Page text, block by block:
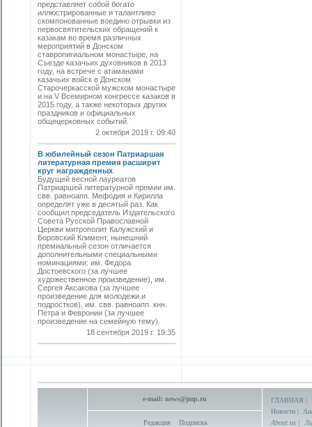
представляет собой богато
иллюстрированные и талантливо
скомпонованные воедино отрывки из
первосвятительских обращений к
казакам во время различных
мероприятий в Донском
ставропигиальном монастыре, на
Съезде казачьих духовников в 2013
году, на встрече с атаманами
казачьих войск в Донском
Старочеркасской мужском монастыре
и на V Всемирном конгрессе казаков в
2015 году, а также некоторых других
праздников и официальных
общецерковных событий.
2 октября 2019 г. 09:40
В юбилейный сезон Патриаршая
литературная премия расширит
круг награжденных
Будущей весной лауреатов
Патриаршей литературной премии им.
свв. равноапп. Мефодия и Кирилла
определят уже в десятый раз. Как
сообщил председатель Издательского
Совета Русской Православной
Церкви митрополит Калужский и
Боровский Климент, нынешний
премиальный сезон отличается
дополнительными специальными
номинациями: им. Федора
Достоевского (за лучшее
художественное произведение), им.
Сергея Аксакова (за лучшее
произведение для молодежи и
подростков), им. свв. равноапп. кнн.
Петра и Февронии (за лучшее
произведение на семейную тему).
18 сентября 2019 г. 19:35
e-mail: news@jmp.ru
Редакция Подписка
ГЛАВНАЯ |
Новости |
About us |